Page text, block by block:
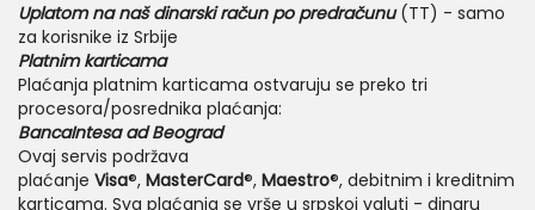
Uplatom na naš dinarski račun po predračunu(TT) - samo
za korisnike iz Srbije
Platnim karticama
Plaćanja platnim karticama ostvaruju se preko tri
procesora/posrednika plaćanja:
BancaIntesa ad Beograd
Ovaj servis podržava
plaćanje Visa®, MasterCard®, Maestro®, debitnim i kreditnim
karticama. Sva plaćanja se vrše u srpskoj valuti - dinaru